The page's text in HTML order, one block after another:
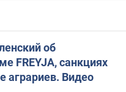
об
FREYJA, санкциях
аграриев. Видео